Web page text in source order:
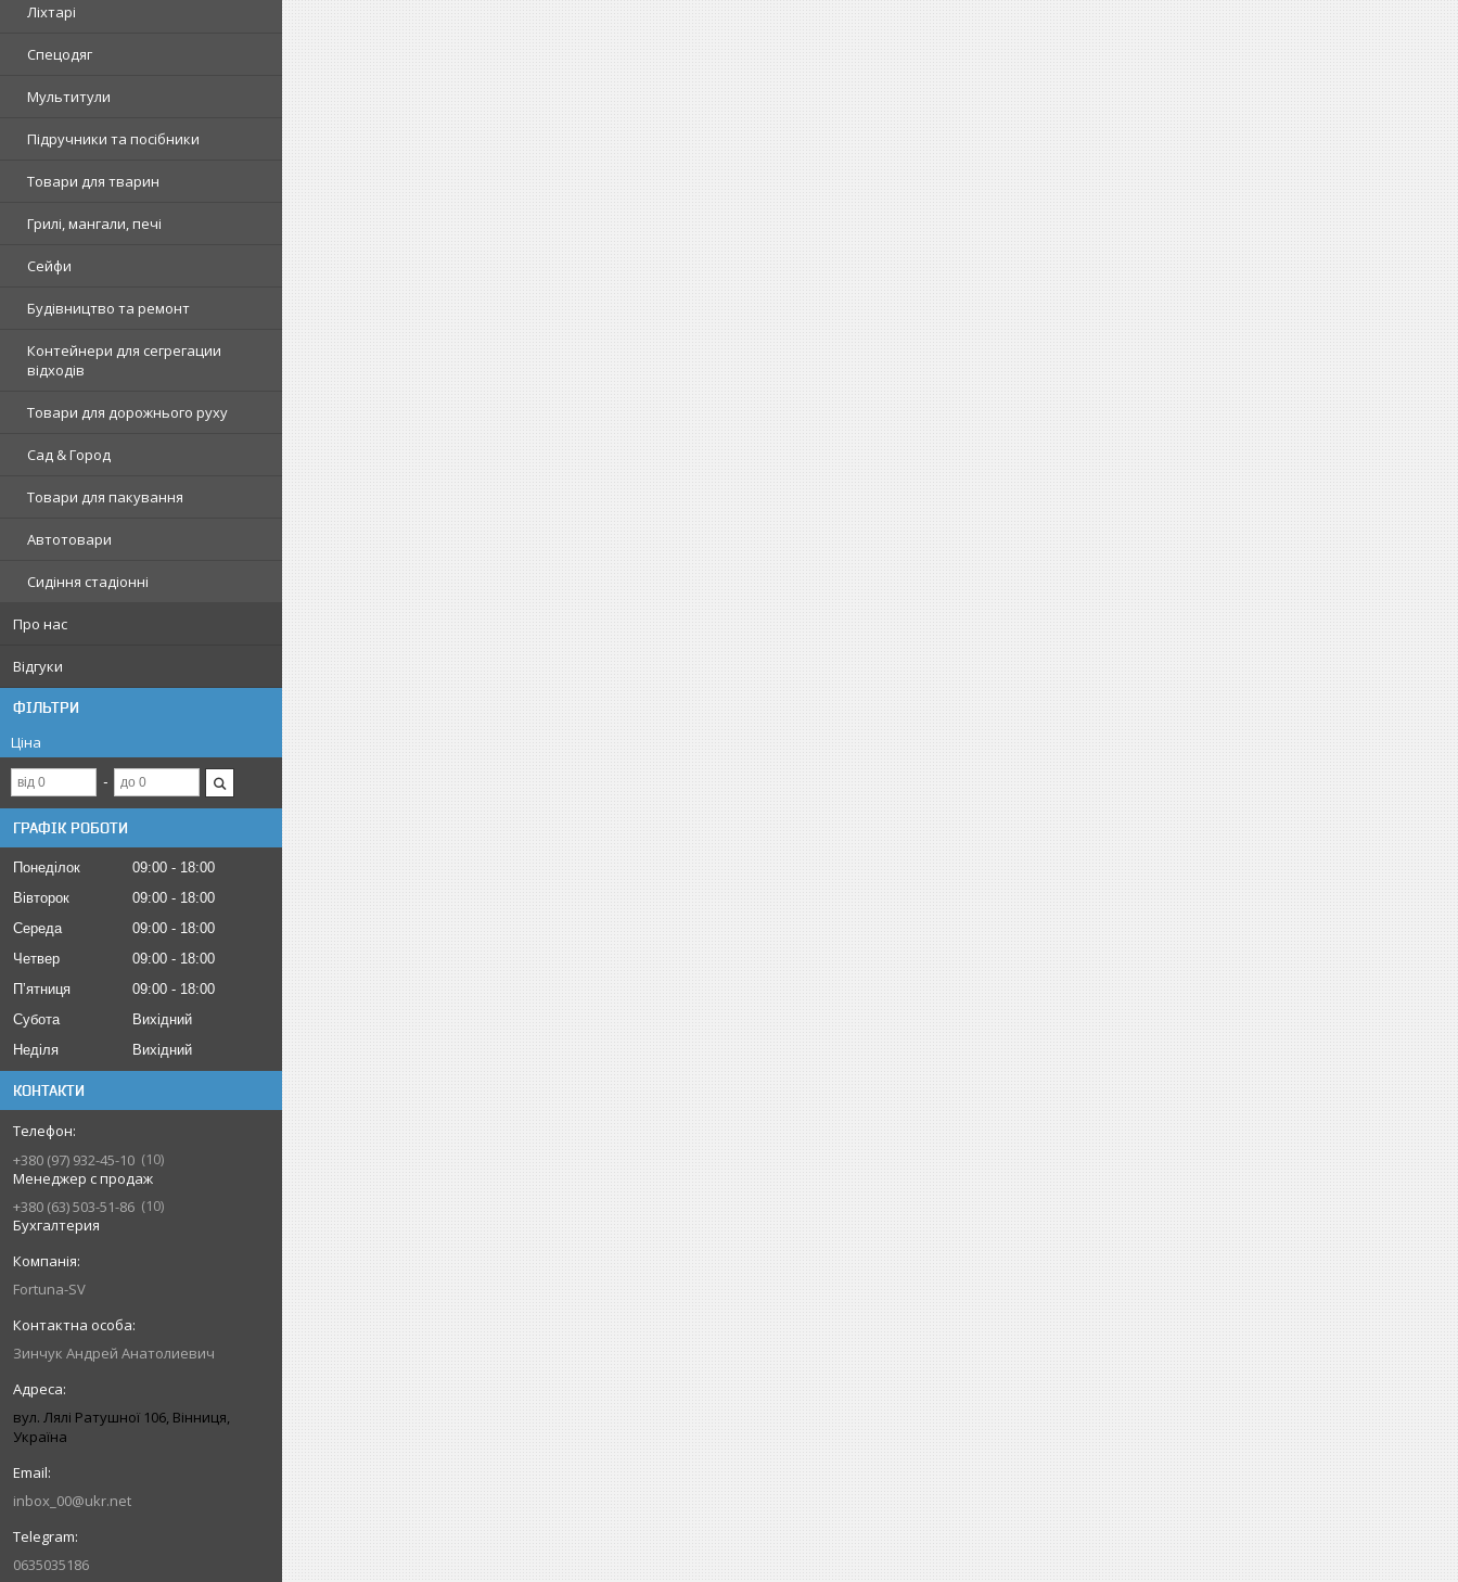
Ліхтарі
Спецодяг
Мультитули
Підручники та посібники
Товари для тварин
Грилі, мангали, печі
Сейфи
Будівництво та ремонт
Контейнери для сегрегации
відходів
Товари для дорожнього руху
Сад & Город
Товари для пакування
Автотовари
Сидіння стадіонні
Про нас
Відгуки
ФІЛЬТРИ
Ціна
ГРАФІК РОБОТИ
Понеділок 09:00
18:00
Вівторок
09:00
18:00
Середа
09:00
18:00
Четвер
09:00
18:00
Пʼятниця
09:00
18:00
Субота
Вихідний
Неділя
Вихідний
КОНТАКТИ
+380 (97) 932-45-10
10
Менеджер с продаж
+380 (63) 503-51-86
10
Бухгалтерия
Fortuna-SV
Зинчук Андрей Анатолиевич
вул. Лялі Ратушної 106, Вінниця,
Україна
inbox_00@ukr.net
0635035186